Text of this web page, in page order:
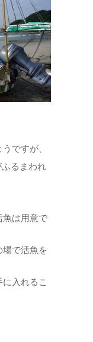
ですが、
るまわれ
魚は用意で
で活魚を
入れるこ